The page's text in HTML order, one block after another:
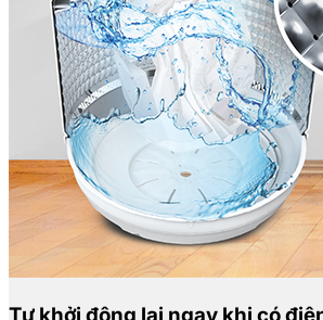
Tự khởi động lại ngay khi có